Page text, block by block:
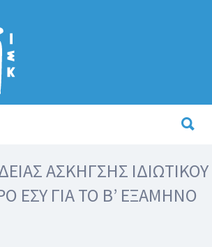
ΑΣΚΗΓΣΗΣ ΙΔΙΩΤΙΚΟΥ
ΕΣΥ ΓΙΑ ΤΟ Β’ ΕΞΑΜΗΝΟ